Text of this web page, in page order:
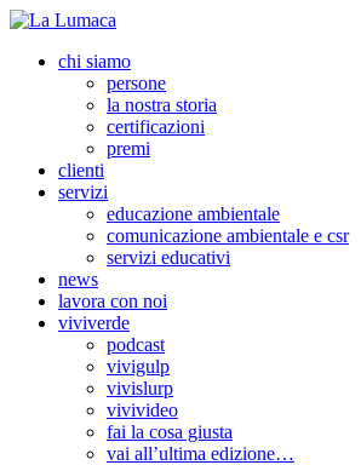
chi siamo
persone
la nostra storia
certificazioni
premi
clienti
servizi
educazione ambientale
comunicazione ambientale e csr
servizi educativi
news
lavora con noi
viviverde
podcast
vivigulp
vivislurp
vivivideo
fai la cosa giusta
vai all’ultima edizione…